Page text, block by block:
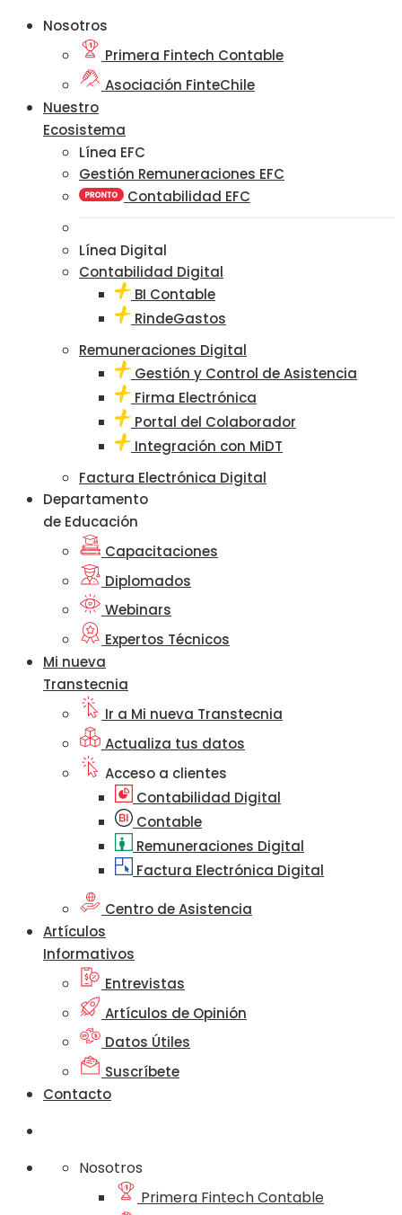
Nosotros
Primera Fintech Contable
Asociación FinteChile
Nuestro
Ecosistema
Línea EFC
Gestión Remuneraciones EFC
Contabilidad EFC
Línea Digital
Contabilidad Digital
BI Contable
RindeGastos
Remuneraciones Digital
Gestión y Control de Asistencia
Firma Electrónica
Portal del Colaborador
Integración con MiDT
Factura Electrónica Digital
Departamento
de Educación
Capacitaciones
Diplomados
Webinars
Expertos Técnicos
Mi nueva
Transtecnia
Ir a Mi nueva Transtecnia
Actualiza tus datos
Acceso a clientes
Contabilidad Digital
Contable
Remuneraciones Digital
Factura Electrónica Digital
Centro de Asistencia
Artículos
Informativos
Entrevistas
Artículos de Opinión
Datos Útiles
Suscríbete
Contacto
Nosotros
Primera Fintech Contable